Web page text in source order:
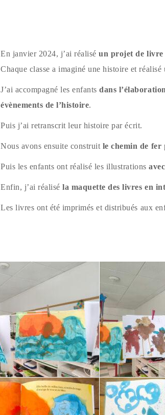
En janvier 2024, j’ai réaliséun projet de
Chaque classe a imaginé une histoire et
J’ai accompagné les enfantsdans
évènements de l’histoire.
Puis j’ai retranscrit leur histoire par écrit.
Nous avons ensuite construit le chemin de fer
Puis les enfants ont réalisé les illustrations
Enfin, j’ai réaliséla maquette des livres en
Les livres ont été imprimés et distribués aux